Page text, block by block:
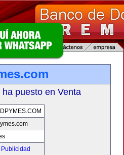
puesto en Venta